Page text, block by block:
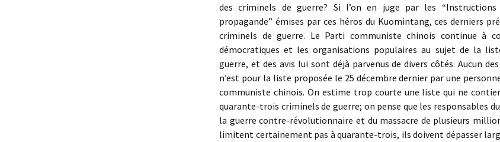
des criminels de guerre? Si l’on en juge par les
propagande” émises par ces héros du Kuomintang, ces derniers
criminels de guerre. Le Parti communiste chinois continue à
démocratiques et les organisations populaires au sujet de la
guerre, et des avis lui sont déjà parvenus de divers côtés. Aucun des
n’est pour la liste proposée le 25 décembre dernier par une
communiste chinois. On estime trop courte une liste qui ne
quarante-trois criminels de guerre; on pense que les responsables
la guerre contre-révolutionnaire et du massacre de plusieurs
limitent certainement pas à quarante-trois, ils doivent dépasser